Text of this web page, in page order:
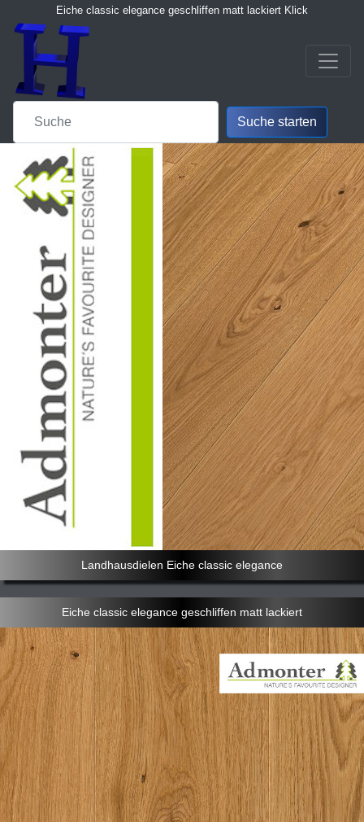
Eiche classic elegance geschliffen matt lackiert Klick
Landhausdielen Eiche classic elegance
Eiche classic elegance geschliffen matt lackiert